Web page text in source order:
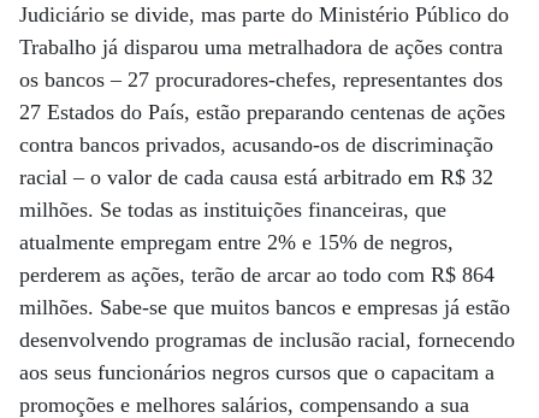
Judiciário se divide, mas parte do Ministério Público do
Trabalho já disparou uma metralhadora de ações contra
os bancos – 27 procuradores-chefes, representantes dos
27 Estados do País, estão preparando centenas de ações
contra bancos privados, acusando-os de discriminação
racial – o valor de cada causa está arbitrado em R$ 32
milhões. Se todas as instituições financeiras, que
atualmente empregam entre 2% e 15% de negros,
perderem as ações, terão de arcar ao todo com R$ 864
milhões. Sabe-se que muitos bancos e empresas já estão
desenvolvendo programas de inclusão racial, fornecendo
aos seus funcionários negros cursos que o capacitam a
promoções e melhores salários, compensando a sua